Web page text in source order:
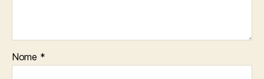
Nome *